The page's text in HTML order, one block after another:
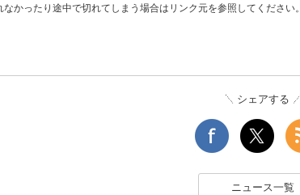
かったり途中で切れてしまう場合はリンク元を参照してください。
シェアする
ニュース一覧